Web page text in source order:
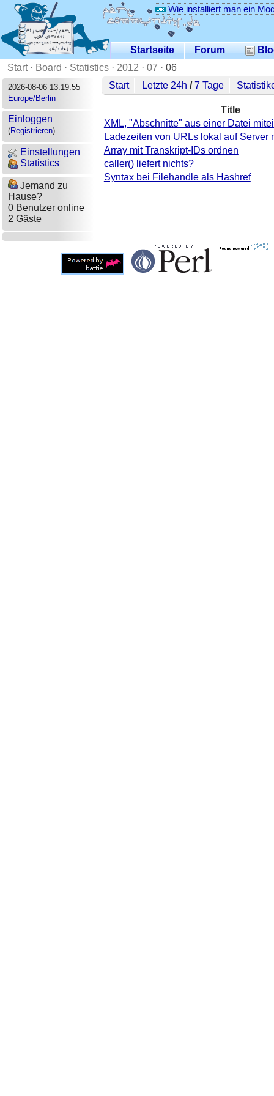
Wie installiert man ein
Startseite Forum
Start· Board · Statistics · 2012 · 07 · 06
2026-08-06 13:19:55
Europe/Berlin
Einloggen
(Registrieren)
Einstellungen
Statistics
Jemand zu
Hause?
0 Benutzer online
2 Gäste
Start Letzte 24h /7 Tage
Title
XML, "Abschnitte" aus einer Datei
Ladezeiten von URLs lokal auf Server
Array mit Transkript-IDs ordnen
caller() liefert nichts?
Syntax bei Filehandle als Hashref